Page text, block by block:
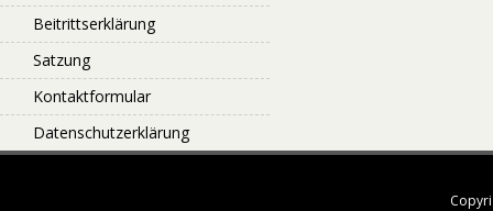
Beitrittserklärung
Satzung
Kontaktformular
Datenschutzerklärung